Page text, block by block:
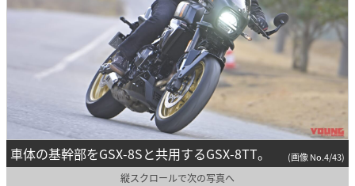
車体の基幹部をGSX-8Sと共用するGSX-8TT。 (画像 No.4/43)
縦スクロールで次の写真へ